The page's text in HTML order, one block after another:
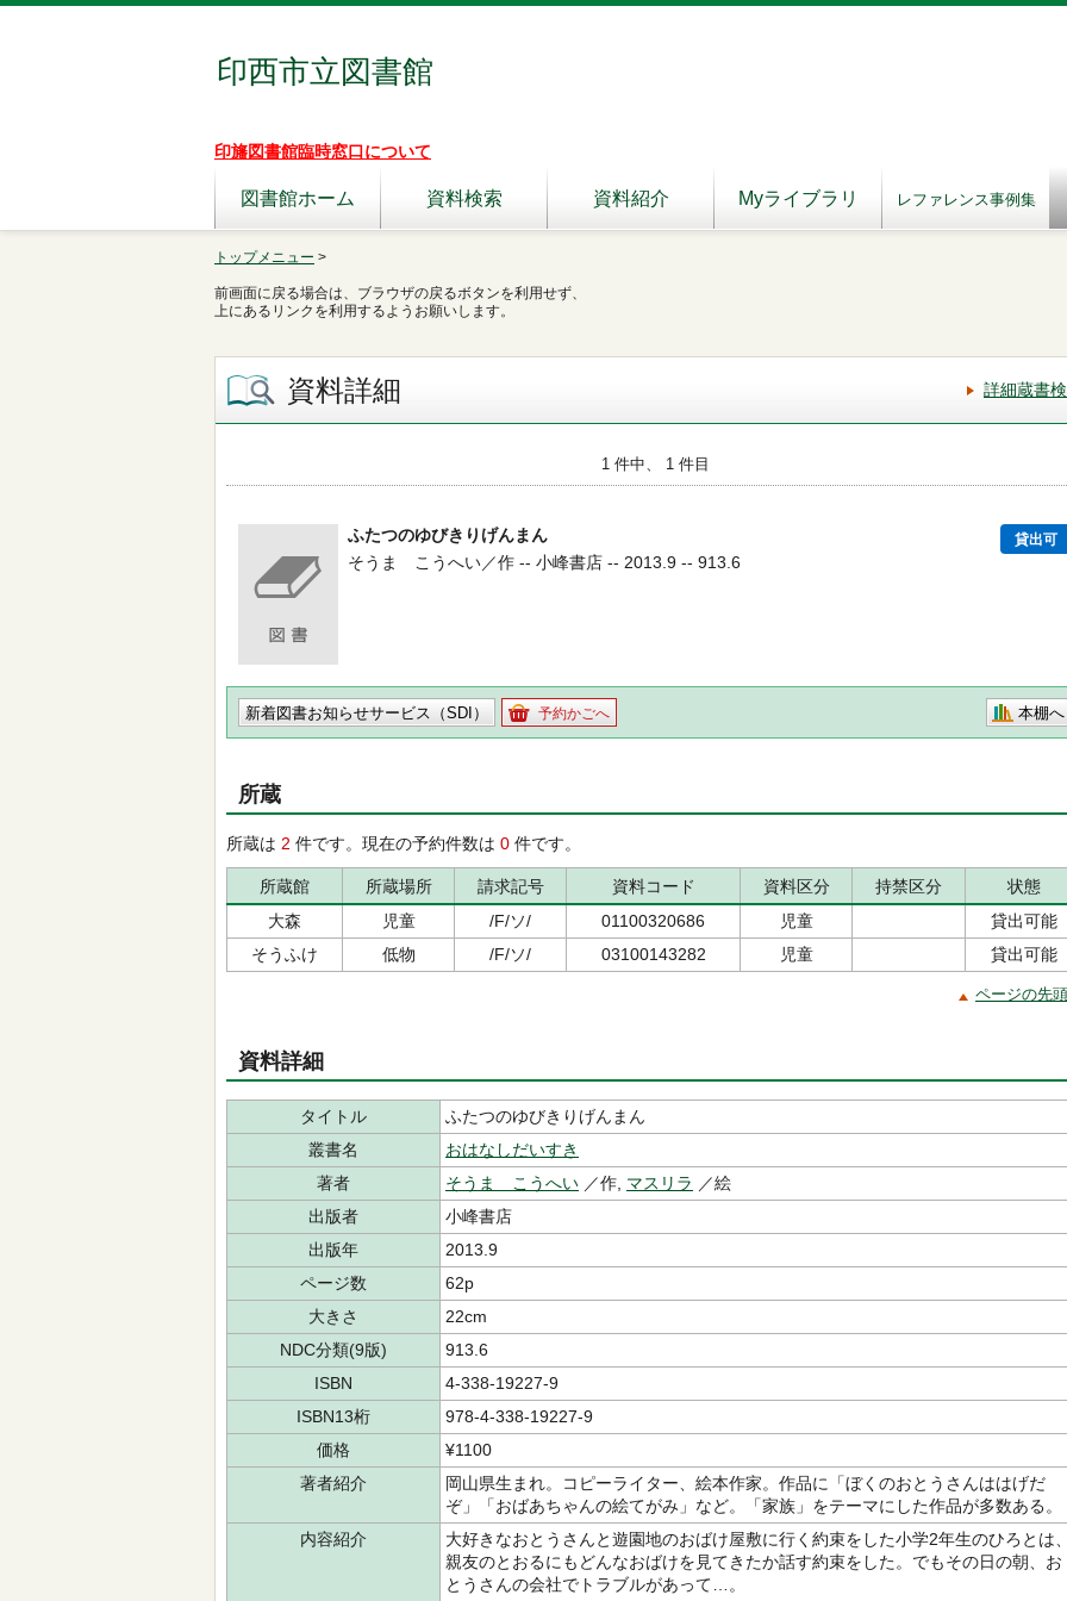
印西市立図書館
印旛図書館臨時窓口について
図書館ホーム 資料検索 資料紹介 Myライブラリ レファレンス事例集
トップメニュー >
前画面に戻る場合は、ブラウザの戻るボタンを利用せず、
上にあるリンクを利用するようお願いします。
資料詳細 詳細蔵書
1 件中、 1 件目
ふたつのゆびきりげんまん 貸出可
そうま こうへい／作 -- 小峰書店 -- 2013.9 -- 913.6
新着図書お知らせサービス（SDI） 予約かごへ 本棚へ
所蔵
所蔵は 2 件です。現在の予約件数は 0 件です。
所蔵館 所蔵場所 請求記号 資料コード 資料区分 持禁区分
状態
大森
児童 /F/ソ/ 01100320686 児童
貸出可能
そうふけ
低物 /F/ソ/ 03100143282 児童 貸出可能
ページの先
資料詳細
タイトル
ふたつのゆびきりげんまん
叢書名
おはなしだいすき
著者
そうま こうへい ／作, マスリラ ／絵
出版者
小峰書店
出版年
2013.9
ページ数
62p
大きさ
22cm
NDC分類(9版)
913.6
ISBN
4-338-19227-9
ISBN13桁
978-4-338-19227-9
価格
¥1100
著者紹介
岡山県生まれ。コピーライター、絵本作家。作品に「ぼくのおとうさんははげだ
ぞ」「おばあちゃんの絵てがみ」など。「家族」をテーマにした作品が多数ある。
内容紹介
大好きなおとうさんと遊園地のおばけ屋敷に行く約束をした小学2年生のひろとは
親友のとおるにもどんなおばけを見てきたか話す約束をした。でもその日の朝、お
とうさんの会社でトラブルがあって…。